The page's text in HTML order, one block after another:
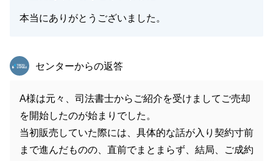
本当にありがとうございました。
東急リバブル
センターからの返答
A様は元々、司法書士からご紹介を受けましてご売却
を開始したのが始まりでした。
当初販売していた際には、具体的な話が入り契約寸前
まで進んだものの、直前でまとまらず、結局、ご成約